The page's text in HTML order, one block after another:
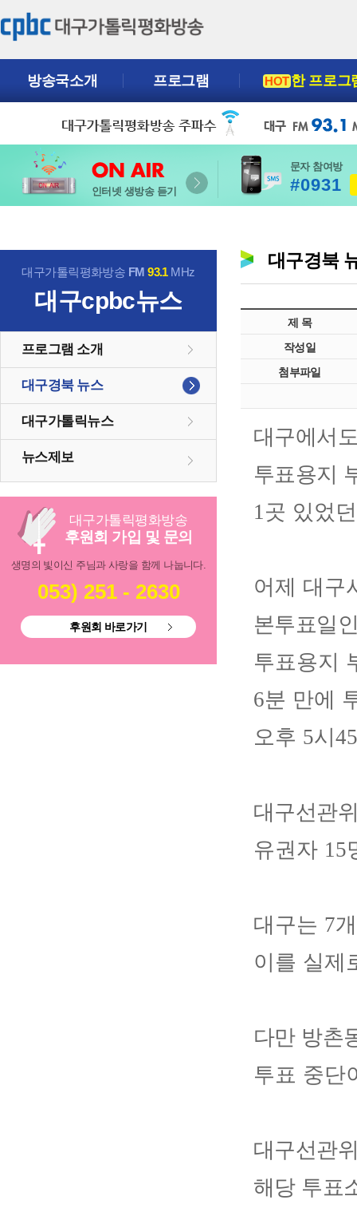
방송국소개 프로그램 HOT한 프로그
인터넷 생방송 듣기
문자 참여방
#0931
대구가톨릭평화방송 FM93.1MHz
대구cpbc뉴스
프로그램 소개
대구경북 뉴스
대구가톨릭뉴스
뉴스제보
대구가톨릭평화방송
후원회 가입 및 문의
생명의 빛이신 주님과 사랑을 함께 나눕니다.
053) 251 - 2630
후원회 바로가기
대구경북
제 목
작성일
첨부파일
대구에서
투표용지
1곳 있었
어제 대구
본투표일
투표용지
6분 만에
오후 5시 45
대구선관
유권자 15
대구는 7
이를 실제
다만 방촌
투표 중단
대구선관
해당 투표